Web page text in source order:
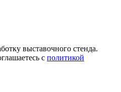
выставочного стенда.
с политикой